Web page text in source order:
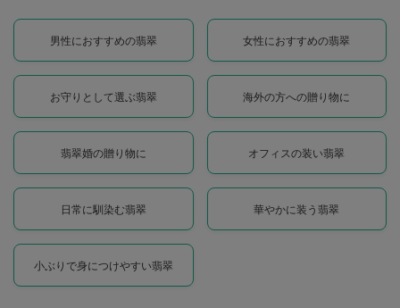
男性におすすめの翡翠 女性におすすめの翡翠
お守りとして選ぶ翡翠 海外の方への贈り物に
翡翠婚の贈り物に オフィスの装い翡翠
日常に馴染む翡翠 華やかに装う翡翠
小ぶりで身につけやすい翡翠